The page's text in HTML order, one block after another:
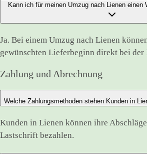
Kann ich für meinen Umzug nach Lienen einen
Ja. Bei einem Umzug nach Lienen
gewünschten Lieferbeginn direkt bei der
Zahlung und Abrechnung
Welche Zahlungsmethoden stehen Kunden in
Kunden in Lienen können ihre Abschläge
Lastschrift bezahlen.